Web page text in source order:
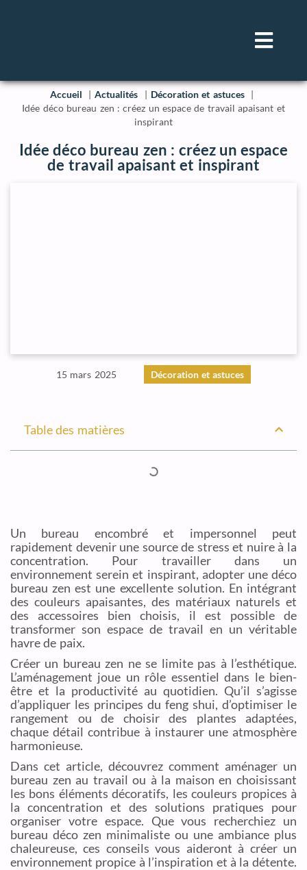
Accueil Actualités
Décoration et astuces
Idée déco bureau zen : créez un espace de travail apaisant et
inspirant
Idée déco bureau zen : créez un espace
de travail apaisant et inspirant
15 mars 2025 Décoration et astuces
Table des matières
Un bureau encombré et impersonnel peut
rapidement devenir une source de stress et nuire à la
concentration. Pour travailler dans un
environnement serein et inspirant, adopter une déco
bureau zen est une excellente solution. En intégrant
des couleurs apaisantes, des matériaux naturels et
des accessoires bien choisis, il est possible de
transformer son espace de travail en un véritable
havre de paix.
Créer un bureau zen ne se limite pas à l’esthétique.
L’aménagement joue un rôle essentiel dans le bien-
être et la productivité au quotidien. Qu’il s’agisse
d’appliquer les principes du feng shui, d’optimiser le
rangement ou de choisir des plantes adaptées,
chaque détail contribue à instaurer une atmosphère
harmonieuse.
Dans cet article, découvrez comment aménager un
bureau zen au travail ou à la maison en choisissant
les bons éléments décoratifs, les couleurs propices à
la concentration et des solutions pratiques pour
organiser votre espace. Que vous recherchiez un
bureau déco zen minimaliste ou une ambiance plus
chaleureuse, ces conseils vous aideront à créer un
environnement propice à l’inspiration et à la détente.